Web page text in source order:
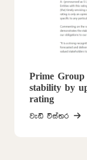
Prime Group
stability by
rating
වැඩි විස්තර